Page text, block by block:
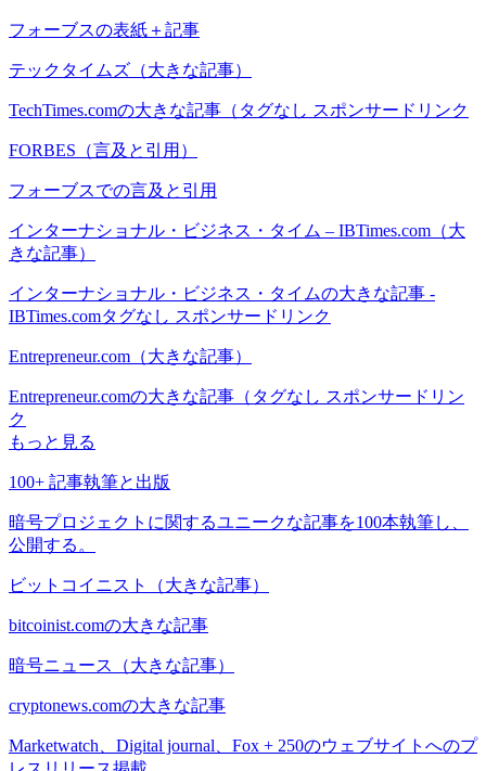
フォーブスの表紙＋記事
テックタイムズ（大きな記事）
TechTimes.comの大きな記事（タグなし スポンサードリンク
FORBES（言及と引用）
フォーブスでの言及と引用
インターナショナル・ビジネス・タイム – IBTimes.com（大
きな記事）
インターナショナル・ビジネス・タイムの大きな記事 -
IBTimes.comタグなし スポンサードリンク
Entrepreneur.com（大きな記事）
Entrepreneur.comの大きな記事（タグなし スポンサードリン
ク
もっと見る
100+ 記事執筆と出版
暗号プロジェクトに関するユニークな記事を100本執筆し、
公開する。
ビットコイニスト（大きな記事）
bitcoinist.comの大きな記事
暗号ニュース（大きな記事）
cryptonews.comの大きな記事
Marketwatch、Digital journal、Fox + 250のウェブサイトへのプ